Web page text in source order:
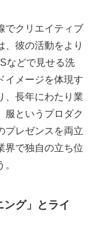
でクリエイティブ
、彼の活動をより
などで見せる洗
イメージを体現す
、長年にわたり業
服というプロダク
プレゼンスを両立
界で独自の立ち位
グ」とライ